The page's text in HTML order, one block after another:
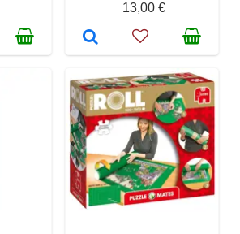
13,00 €